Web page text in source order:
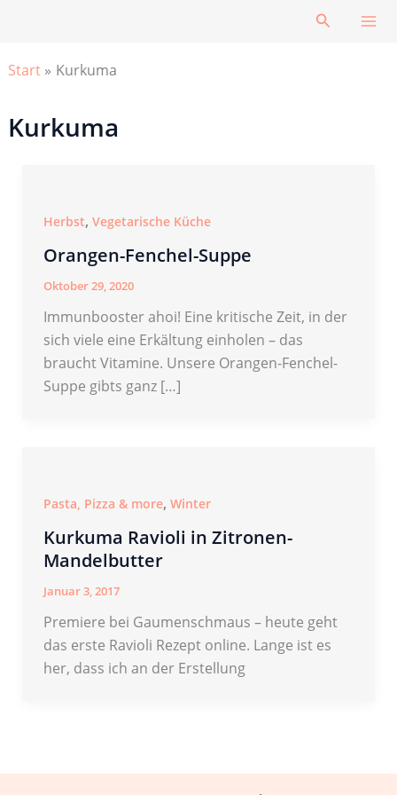
Suchen
Start Kurkuma
Kurkuma
Herbst, Vegetarische Küche
Orangen-Fenchel-Suppe
Oktober 29, 2020
Immunbooster ahoi! Eine kritische Zeit, in der
sich viele eine Erkältung einholen – das
braucht Vitamine. Unsere Orangen-Fenchel-
Suppe gibts ganz […]
Pasta, Pizza & more, Winter
Kurkuma Ravioli in Zitronen-
Mandelbutter
Januar 3, 2017
Premiere bei Gaumenschmaus – heute geht
das erste Ravioli Rezept online. Lange ist es
her, dass ich an der Erstellung